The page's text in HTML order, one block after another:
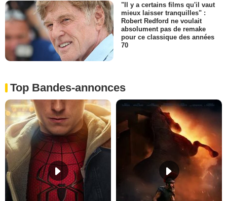
"Il y a certains films qu'il vaut
mieux laisser tranquilles" :
Robert Redford ne voulait
absolument pas de remake
pour ce classique des années
70
Top Bandes-annonces